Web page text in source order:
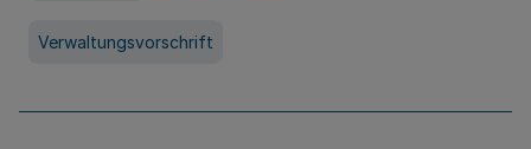
Verwaltungsvorschrift